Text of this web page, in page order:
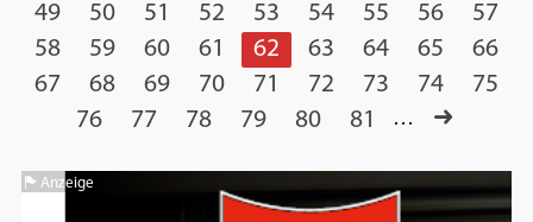
49
50 51 52 53 54 55 56
57
58
59 60 61 62 63 64 65
66
67
68 69 70 71 72 73 74
75
76
77 78 79 80 81 …
Anzeige